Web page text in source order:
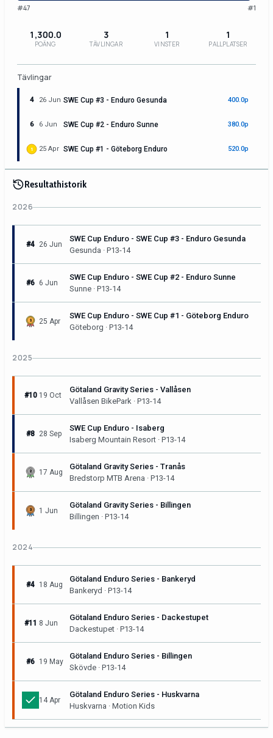
#47 #1
1,300.0
POÄNG
3
TÄVLINGAR
1
VINSTER
1
PALLPLATSER
Tävlingar
4 26 Jun SWE Cup #3 - Enduro Gesunda 400.0p
6 6 Jun SWE Cup #2 - Enduro Sunne 380.0p
1 25 Apr SWE Cup #1 - Göteborg Enduro 520.0p
Resultathistorik
2026
#4 26 Jun
SWE Cup Enduro - SWE Cup #3 - Enduro Gesunda
Gesunda · P13-14
#6 6 Jun
SWE Cup Enduro - SWE Cup #2 - Enduro Sunne
Sunne · P13-14
25 Apr
SWE Cup Enduro - SWE Cup #1 - Göteborg Enduro
Göteborg · P13-14
2025
#10 19 Oct
Götaland Gravity Series - Vallåsen
Vallåsen BikePark · P13-14
#8 28 Sep
SWE Cup Enduro - Isaberg
Isaberg Mountain Resort · P13-14
17 Aug
Götaland Gravity Series - Tranås
Bredstorp MTB Arena · P13-14
1 Jun
Götaland Gravity Series - Billingen
Billingen · P13-14
2024
#4 18 Aug
Götaland Enduro Series - Bankeryd
Bankeryd · P13-14
#11 8 Jun
Götaland Enduro Series - Dackestupet
Dackestupet · P13-14
#6 19 May
Götaland Enduro Series - Billingen
Skövde · P13-14
14 Apr
Götaland Enduro Series - Huskvarna
Huskvarna · Motion Kids